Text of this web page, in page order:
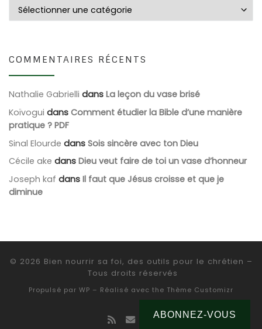
COMMENTAIRES RÉCENTS
Nathalie Gabrielli dans La leçon du vase brisé
Koïvogui dans Comment étudier la Bible d’une manière
pratique ? PDF
Sinal Elourde dans Sois sincère avec ton Dieu
Cécile ake dans Dieu veut faire de toi un vase d’honneur
Joseph kaf dans Il faut que Jésus croisse et que je
diminue
© 2026 Bien nourrir sa foi, des outils pour le chrétien –
Tous droits réservés
Propulsé par WP – Réalisé avec the Thème Customizr
ABONNEZ-VOUS